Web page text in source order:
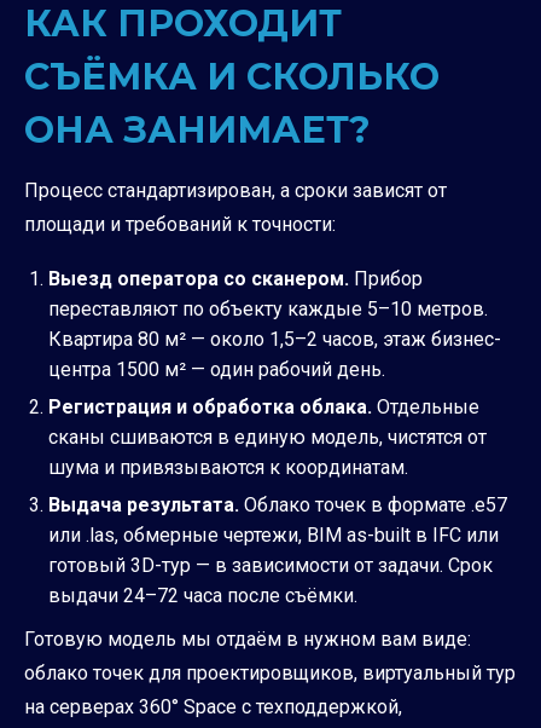
КАК ПРОХОДИТ
СЪЁМКА И СКОЛЬКО
ОНА ЗАНИМАЕТ?
Процесс стандартизирован, а сроки зависят от
площади и требований к точности:
Выезд оператора со сканером. Прибор
переставляют по объекту каждые 5–10 метров.
Квартира 80 м² — около 1,5–2 часов, этаж бизнес-
центра 1500 м² — один рабочий день.
Регистрация и обработка облака. Отдельные
сканы сшиваются в единую модель, чистятся от
шума и привязываются к координатам.
Выдача результата. Облако точек в формате .e57
или .las, обмерные чертежи, BIM as-built в IFC или
готовый 3D-тур — в зависимости от задачи. Срок
выдачи 24–72 часа после съёмки.
Готовую модель мы отдаём в нужном вам виде:
облако точек для проектировщиков, виртуальный тур
на серверах 360° Space с техподдержкой,